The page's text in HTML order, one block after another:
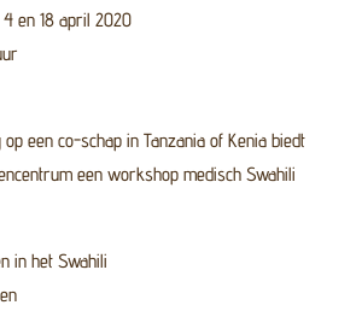
en 18 april 2020
een co-schap in Tanzania of Kenia biedt
een workshop medisch Swahili
in het Swahili